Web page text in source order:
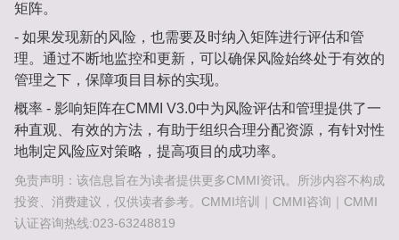
矩阵。
- 如果发现新的风险，也需要及时纳入矩阵进行评估和管
理。通过不断地监控和更新，可以确保风险始终处于有效的
管理之下，保障项目目标的实现。
概率 - 影响矩阵在CMMI V3.0中为风险评估和管理提供了一
种直观、有效的方法，有助于组织合理分配资源，有针对性
地制定风险应对策略，提高项目的成功率。
免责声明：该信息旨在为读者提供更多CMMI资讯。所涉内容不构成
投资、消费建议，仅供读者参考。CMMI培训｜CMMI咨询｜CMMI
认证咨询热线:023-63248819